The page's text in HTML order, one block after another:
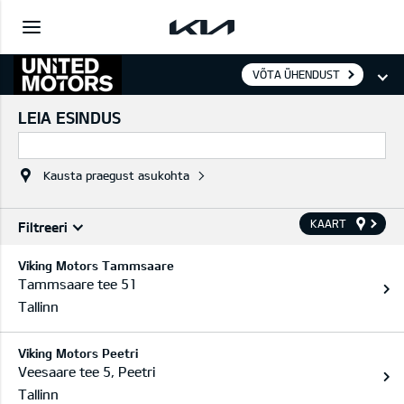
VÕTA ÜHENDUST
LEIA ESINDUS
Kausta praegust asukohta
KAART
Filtreeri
Partnerid
TEENINDUS
Viking Motors Tammsaare
Tammsaare tee 51
Tallinn
Viking Motors Peetri
Veesaare tee 5, Peetri
Tallinn